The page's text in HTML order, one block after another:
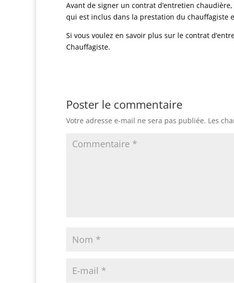
Avant de signer un contrat d’entretien
qui est inclus dans la prestation du chauffagiste
Si vous voulez en savoir plus sur le contrat
Chauffagiste.
Poster le commentaire
Votre adresse e-mail ne sera pas publiée. Les